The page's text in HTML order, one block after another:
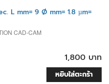
L mm= 9 Ø mm= 1.8 µm=
CAD-CAM
1,800 บาท
หยิบใส่ตะกร้า